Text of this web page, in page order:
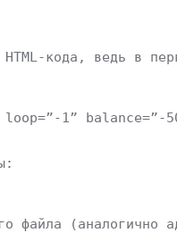
кода, ведь в
loop=”-1” balance=”-
файла (аналогично